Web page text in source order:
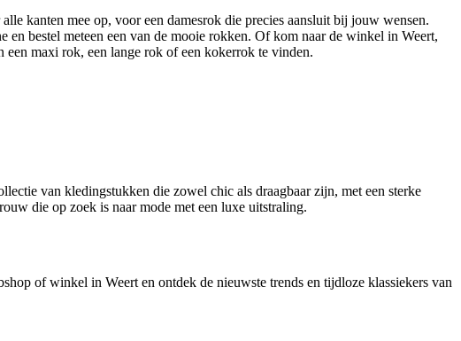
kanten mee op, voor een damesrok die precies aansluit bij jouw wensen.
en bestel meteen een van de mooie rokken. Of kom naar de winkel in Weert,
een maxi rok, een lange rok of een kokerrok te vinden.
van kledingstukken die zowel chic als draagbaar zijn, met een sterke
die op zoek is naar mode met een luxe uitstraling.
of winkel in Weert en ontdek de nieuwste trends en tijdloze klassiekers van